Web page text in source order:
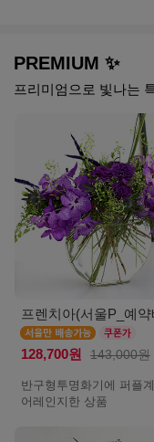
PREMIUM ✨
프리미엄으로 빛나는
프렌치아(서울P_예약
128,700원 143,000원
반구형투명화기에 퍼플
어레인지한 상품